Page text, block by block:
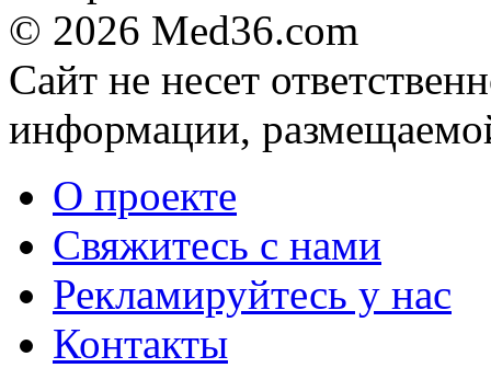
© 2026 Med36.com
Сайт не несет
информации,
О проекте
Свяжитесь с нами
Рекламируйтесь у нас
Контакты